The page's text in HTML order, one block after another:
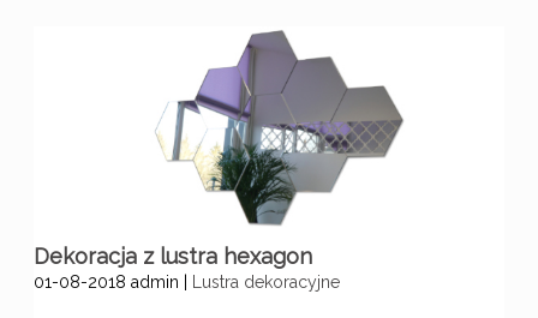
Dekoracja z lustra hexagon
01-08-2018 admin Lustra dekoracyjne